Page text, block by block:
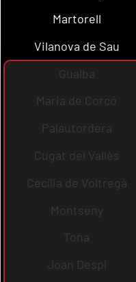
Martorell
Vilanova de Sau
Gualba
Maria de Corcó
Palautordera
Cugat del Vallès
Cecília de Voltregà
Montseny
Tona
Joan Despí